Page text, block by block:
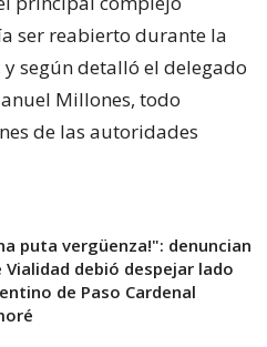
ser reabierto durante la
según detalló el delegado
Millones, todo
de las autoridades
puta vergüenza!": denuncian
Vialidad debió despejar lado
de Paso Cardenal